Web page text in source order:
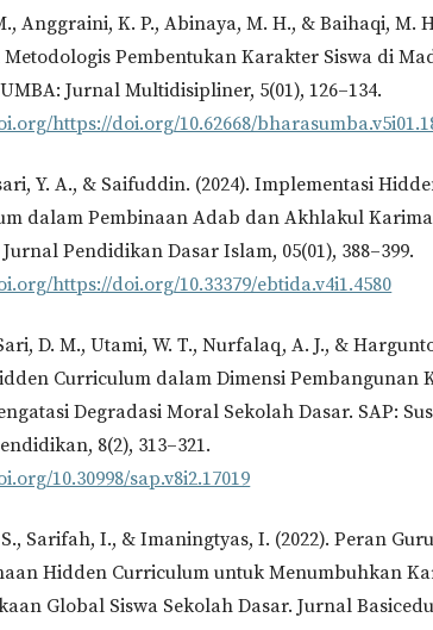
Anggraini, K. P., Abinaya, M. H., & Baihaqi, M.
Pembentukan Karakter Siswa di
Jurnal Multidisipliner, 5(01), 126–134.
https://doi.org/10.62668/
Y. A., & Saifuddin. (2024). Implementasi
dalam Pembinaan Adab dan Akhlakul
Jurnal Pendidikan Dasar Islam, 05(01), 388–399.
https://doi.org/10.33379/ebtida.v4i1.4580
D. M., Utami, W. T., Nurfalaq, A. J., &
Curriculum dalam Dimensi Pembangunan
Degradasi Moral Sekolah Dasar. SAP:
8(2), 313–321.
10.30998/sap.v8i2.17019
Sarifah, I., & Imaningtyas, I. (2022). Peran
Hidden Curriculum untuk Menumbuhkan
Global Siswa Sekolah Dasar. Jurnal